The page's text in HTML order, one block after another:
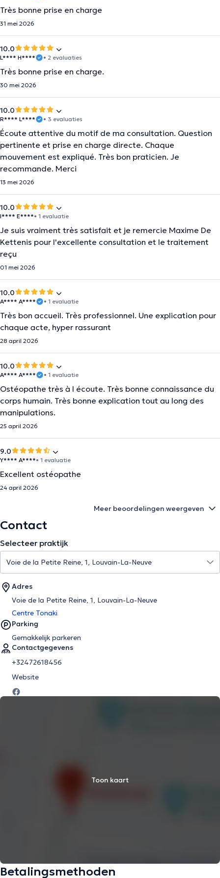
Très bonne prise en charge
31 mei 2026
10.0
L**** H**** • 2 evaluaties
Très bonne prise en charge.
30 mei 2026
10.0
R**** L**** • 3 evaluaties
Écoute attentive du motif de ma consultation. Question
pertinente et prise en charge directe. Chaque
mouvement est expliqué. Très bon praticien. Je
recommande. Merci
13 mei 2026
10.0
I**** E****• 1 evaluatie
Je suis vraiment très satisfait et je remercie Maxime De
Kettenis pour l'excellente consultation et le traitement
reçu
01 mei 2026
10.0
A**** A**** • 1 evaluatie
Très bon accueil. Très professionnel. Une explication pour
chaque acte, hyper rassurant
28 april 2026
10.0
A**** A**** • 1 evaluatie
Ostéopathe très à l écoute. Très bonne connaissance du
corps humain. Très bonne explication tout au long des
manipulations.
25 april 2026
9.0
Y**** A****• 1 evaluatie
Excellent ostéopathe
24 april 2026
Meer beoordelingen weergeven
Contact
Selecteer praktijk
Adres
Voie de la Petite Reine, 1, Louvain-La-Neuve
Centre Tonaki
Parking
Gemakkelijk parkeren
Contactgegevens
+32472618456
Website
Toon kaart
Betalingsmethoden